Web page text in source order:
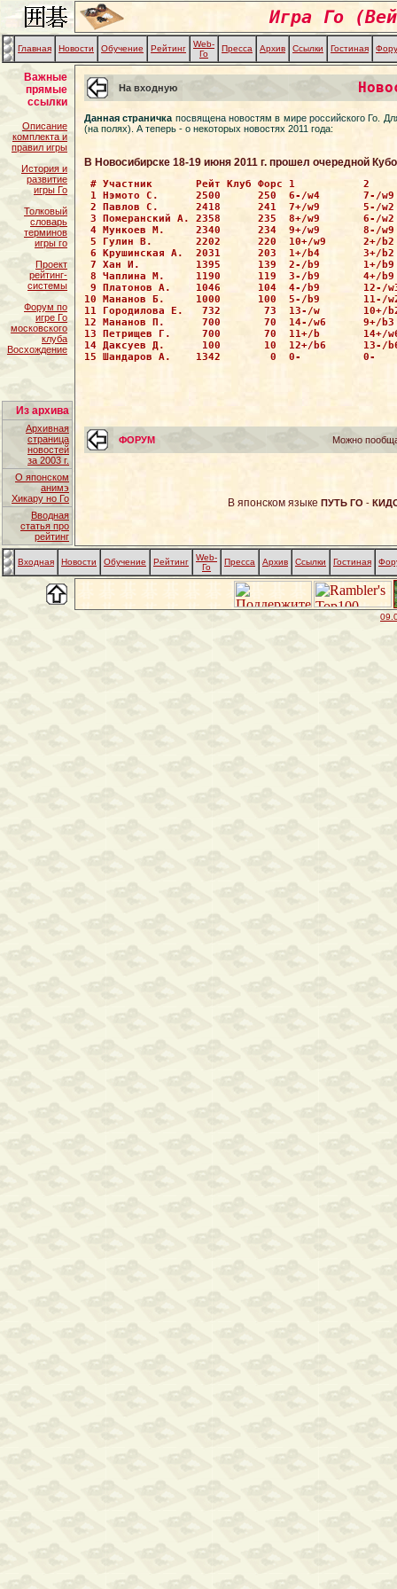
Игра Го
Главная Новости Обучение Рейтинг
Web-
Го
Пресса Архив Ссылки Гостиная
Важные
прямые
ссылки
Описание
комплекта и
правил игры
История и
развитие
игры Го
Толковый
словарь
терминов
игры го
Проект
рейтинг-
системы
Форум по
игре Го
московского
клуба
Восхождение
На входную
Данная страничка посвящена новостям в мире российского Го.
(на полях). А теперь - о некоторых новостях 2011 года:
В Новосибирске 18-19 июня 2011 г. прошел очередной
# Участник       Рейт Клуб Форс 1
1 Нэмото С.      2500      250  6-/w4
2 Павлов С.      2418      241  7+/w9
3 Померанский А. 2358      235  8+/w9
4 Мункоев М.     2340      234  9+/w9
5 Гулин В.       2202      220  10+/w9
6 Крушинская А.  2031      203  1+/b4
7 Хан И.         1395      139  2-/b9       1+/
8 Чаплина М.     1190      119  3-/b9       4+/
9 Платонов А.    1046      104  4-/b9
10 Мананов Б.     1000      100  5-/b9
11 Городилова Е.   732       73  13-/w
12 Мананов П.      700       70  14-/w6
13 Петрищев Г.     700       70  11+/b
14 Даксуев Д.      100       10  12+/b6
ФОРУМ Можно
В японском языке ПУТЬ ГО -
Из архива
Архивная
страница
новостей
за 2003 г.
О японском
анимэ
Хикару но Го
Вводная
статья про
рейтинг
Входная Новости Обучение Рейтинг
Web-
Го
Пресса Архив Ссылки Гостиная